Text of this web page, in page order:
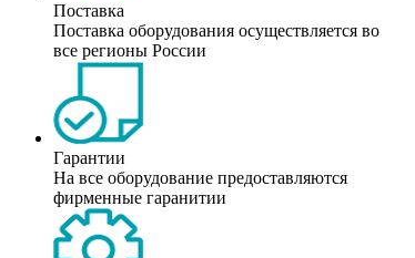
Поставка
Поставка оборудования осуществляется во
все регионы России
Гарантии
На все оборудование предоставляются
фирменные гаранитии